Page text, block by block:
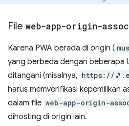
File web-app-origin-
Karena PWA berada di origin (
yang berbeda dengan beberapa
ditangani (misalnya, https://
harus memverifikasi kepemilikan
dalam file web-app-origin-
dihosting di origin lain.